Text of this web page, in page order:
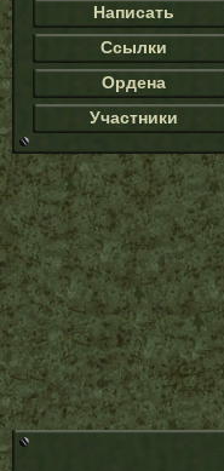
Написать
Ссылки
Ордена
Участники